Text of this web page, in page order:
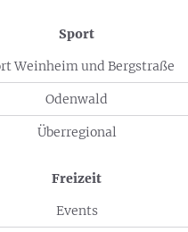
Sport
Weinheim und Bergstraße
Odenwald
Überregional
Freizeit
Events